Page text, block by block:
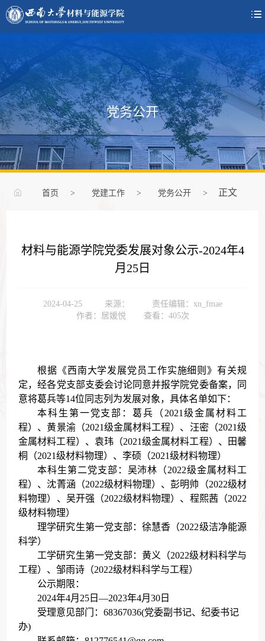

党务公开
首页 > 党建工作 > 党务公开 > 正文
材料与能源学院党委发展对象公示-2024年4
月25日
2024-04-25 来源：
责任编辑：xn_fmae
作者：居媛悦
查看： 405次
根据《西南大学发展党员工作实施细则》有关规
定，经各党支部支委会讨论同意并报学院党委备案，同
意将葛兵等14位同志列为发展对象，具体名单如下：
本科生第一党支部：葛兵（2021级金属材料工
程）、黄景渝（2021级金属材料工程） 、 汪密（2021级
金属材料工程） 、 袁玮（2021级金属材料工程） 、
田馨
桐（2021级材料物理）、李硕（2021级材料物理）
本科生第二党支部：吴沛林（2022级金属材料工
程）、沈菁涵（2022级材料物理）、彭明帅（2022级材
料物理）、吴开强（2022级材料物理）、程熙茜（2022
级材料物理）
理学研究生第一党支部：徐慧香 （2022级洁净能源
科学）
工学研究生第一党支部：黄义 （2022级材料科学与
工程）、邹雨诗 （2022级材料科学与工程）
公示期限：
2024年4月25 日—2023年4月30 日
受理意见部门：68367036(党委副书记、纪委书记
办)